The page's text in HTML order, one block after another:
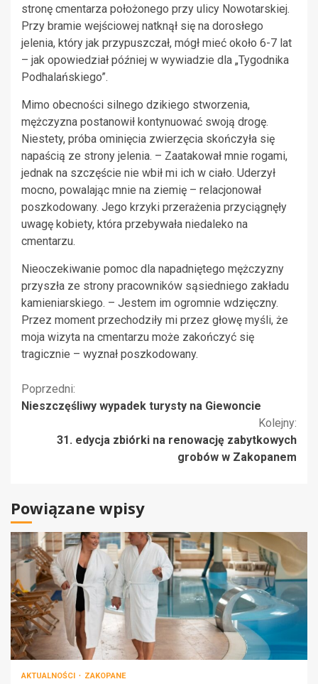
stronę cmentarza położonego przy ulicy Nowotarskiej.
Przy bramie wejściowej natknął się na dorosłego
jelenia, który jak przypuszczał, mógł mieć około 6-7 lat
– jak opowiedział później w wywiadzie dla „Tygodnika
Podhalańskiego”.
Mimo obecności silnego dzikiego stworzenia,
mężczyzna postanowił kontynuować swoją drogę.
Niestety, próba ominięcia zwierzęcia skończyła się
napaścią ze strony jelenia. – Zaatakował mnie rogami,
jednak na szczęście nie wbił mi ich w ciało. Uderzył
mocno, powalając mnie na ziemię – relacjonował
poszkodowany. Jego krzyki przerażenia przyciągnęły
uwagę kobiety, która przebywała niedaleko na
cmentarzu.
Nieoczekiwanie pomoc dla napadniętego mężczyzny
przyszła ze strony pracowników sąsiedniego zakładu
kamieniarskiego. – Jestem im ogromnie wdzięczny.
Przez moment przechodziły mi przez głowę myśli, że
moja wizyta na cmentarzu może zakończyć się
tragicznie – wyznał poszkodowany.
Kontynuuj
czytanie
Poprzedni:
Nieszczęśliwy wypadek turysty na Giewoncie
Kolejny:
31. edycja zbiórki na renowację zabytkowych
grobów w Zakopanem
Powiązane wpisy
AKTUALNOŚCI ZAKOPANE